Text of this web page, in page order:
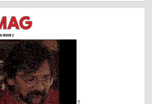
c
h
i
s
t
o